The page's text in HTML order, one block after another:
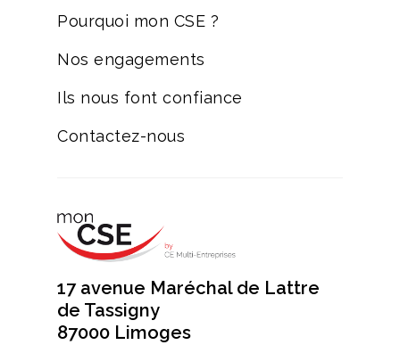
Pourquoi mon CSE ?
Nos engagements
Ils nous font confiance
Contactez-nous
17 avenue Maréchal de Lattre
de Tassigny
87000 Limoges